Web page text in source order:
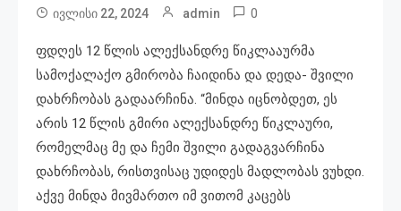
ივლისი 22, 2024 admin 0
ფდღეს 12 წლის ალექსანდრე წიკლააურმა
სამოქალაქო გმირობა ჩაიდინა და დედა- შვილი
დახრჩობას გადაარჩინა. “მინდა იცნობდეთ, ეს
არის 12 წლის გმირი ალექსანდრე წიკლაური,
რომელმაც მე და ჩემი შვილი გადაგვარჩინა
დახრჩობას, რისთვისაც უდიდეს მადლობას ვუხდი.
აქვე მინდა მივმართო იმ ვითომ კაცებს